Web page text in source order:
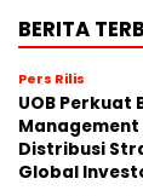
BERITA
Pers Rilis
UOB Perkuat
Distribusi
Global